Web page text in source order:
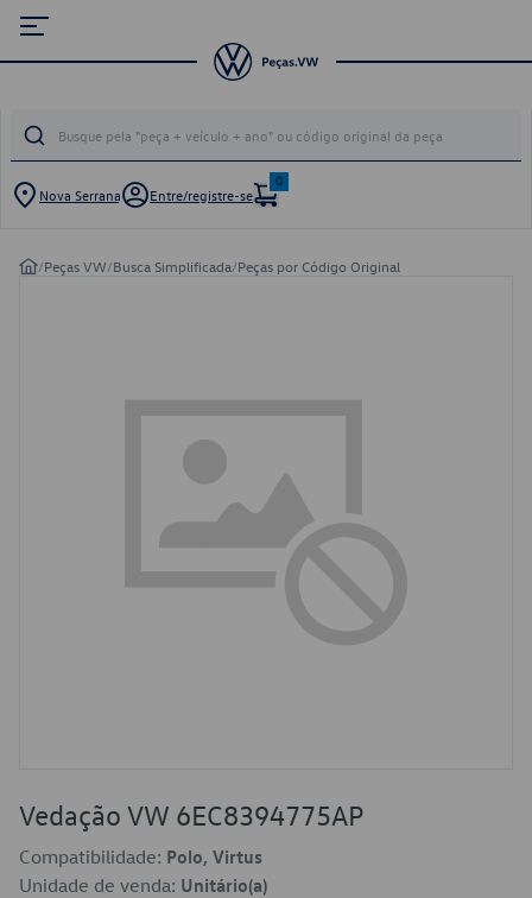
Nova Serrana Entre/registre-se
0
/Peças VW/Busca Simplificada/Peças por Código Original
Vedação VW 6EC8394775AP
Compatibilidade: Polo, Virtus
Unidade de venda: Unitário(a)